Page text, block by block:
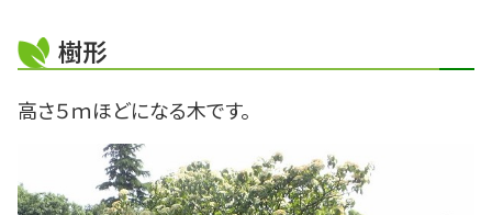
樹形
高さ５ｍほどになる木です。